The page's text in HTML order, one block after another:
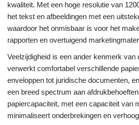
kwaliteit. Met een hoge resolutie van
het tekst en afbeeldingen met een
waardoor het onmisbaar is voor het
rapporten en overtuigend
Veelzijdigheid is een ander kenmerk van
verwerkt comfortabel verschillende
enveloppen tot juridische documenten,
een breed spectrum aan
papiercapaciteit, met een capaciteit van
minimaliseert onderbrekingen en